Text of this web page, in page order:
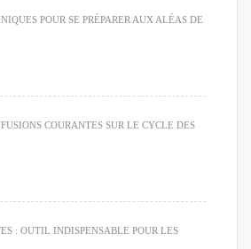
POUR SE PRÉPARER AUX ALÉAS DE
COURANTES SUR LE CYCLE DES
: OUTIL INDISPENSABLE POUR LES